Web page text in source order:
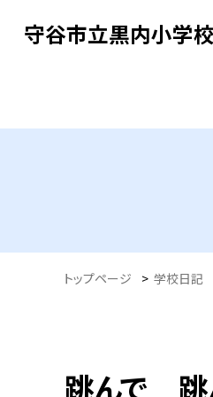
守谷市立黒内小学校
トップページ > 学校日記
跳んで